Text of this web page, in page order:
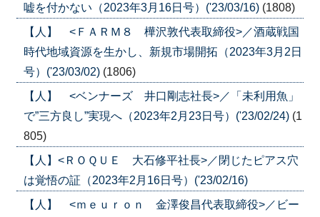
嘘を付かない（2023年3月16日号）('23/03/16) (1808)
【人】 <ＦＡＲＭ８ 樺沢敦代表取締役>／酒蔵戦国
時代地域資源を生かし、新規市場開拓（2023年3月2日
号）('23/03/02) (1806)
【人】 <ベンナーズ 井口剛志社長>／「未利用魚」
で”三方良し”実現へ（2023年2月23日号）('23/02/24) (1
805)
【人】<ＲＯＱＵＥ 大石修平社長>／閉じたピアス穴
は覚悟の証（2023年2月16日号）('23/02/16)
【人】 <ｍｅｕｒｏｎ 金澤俊昌代表取締役>／ビー